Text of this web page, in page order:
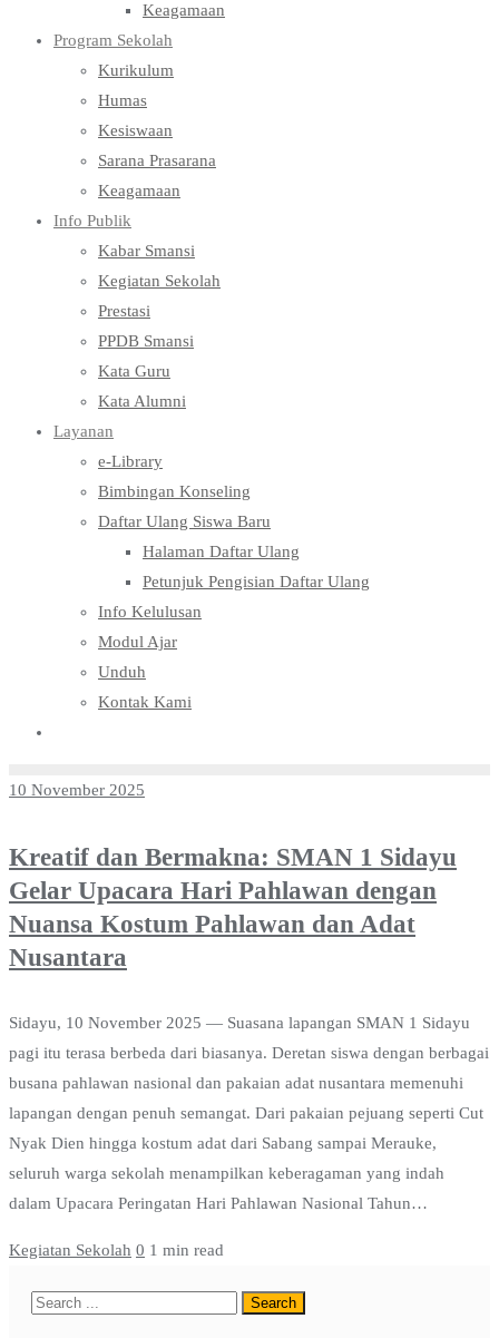
Keagamaan
Program Sekolah
Kurikulum
Humas
Kesiswaan
Sarana Prasarana
Keagamaan
Info Publik
Kabar Smansi
Kegiatan Sekolah
Prestasi
PPDB Smansi
Kata Guru
Kata Alumni
Layanan
e-Library
Bimbingan Konseling
Daftar Ulang Siswa Baru
Halaman Daftar Ulang
Petunjuk Pengisian Daftar Ulang
Info Kelulusan
Modul Ajar
Unduh
Kontak Kami
10 November 2025
Kreatif dan Bermakna: SMAN 1 Sidayu
Gelar Upacara Hari Pahlawan dengan
Nuansa Kostum Pahlawan dan Adat
Nusantara
Sidayu, 10 November 2025 — Suasana lapangan SMAN 1 Sidayu
pagi itu terasa berbeda dari biasanya. Deretan siswa dengan berbagai
busana pahlawan nasional dan pakaian adat nusantara memenuhi
lapangan dengan penuh semangat. Dari pakaian pejuang seperti Cut
Nyak Dien hingga kostum adat dari Sabang sampai Merauke,
seluruh warga sekolah menampilkan keberagaman yang indah
dalam Upacara Peringatan Hari Pahlawan Nasional Tahun…
Kegiatan Sekolah 0 1 min read